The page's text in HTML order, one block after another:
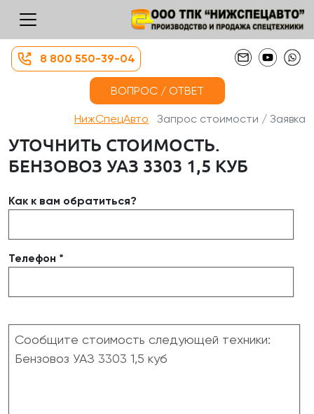
8 800 550-39-04
ВОПРОС / ОТВЕТ
НижСпецАвто Запрос стоимости / Заявка
УТОЧНИТЬ СТОИМОСТЬ.
БЕНЗОВОЗ УАЗ 3303 1,5 КУБ
Как к вам обратиться?
Телефон *